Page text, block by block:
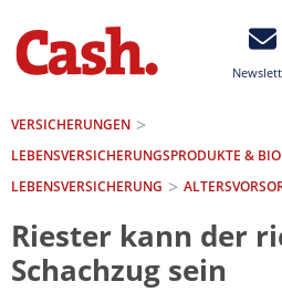
VERSICHERUNGEN
LEBENSVERSICHERUNGS­PRODUKTE &
LEBENSVERSICHERUNG
Riester kann der
Schachzug sein